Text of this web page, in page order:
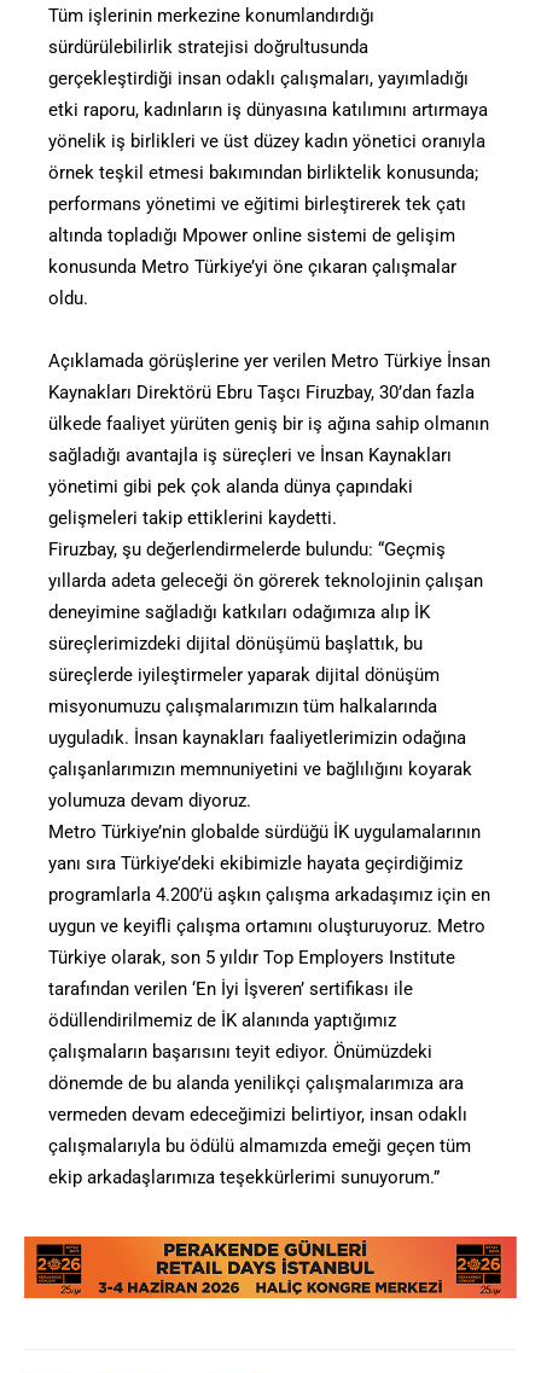
Tüm işlerinin merkezine konumlandırdığı
sürdürülebilirlik stratejisi doğrultusunda
gerçekleştirdiği insan odaklı çalışmaları, yayımladığı
etki raporu, kadınların iş dünyasına katılımını artırmaya
yönelik iş birlikleri ve üst düzey kadın yönetici oranıyla
örnek teşkil etmesi bakımından birliktelik konusunda;
performans yönetimi ve eğitimi birleştirerek tek çatı
altında topladığı Mpower online sistemi de gelişim
konusunda Metro Türkiye’yi öne çıkaran çalışmalar
oldu.
Açıklamada görüşlerine yer verilen Metro Türkiye İnsan
Kaynakları Direktörü Ebru Taşcı Firuzbay, 30’dan fazla
ülkede faaliyet yürüten geniş bir iş ağına sahip olmanın
sağladığı avantajla iş süreçleri ve İnsan Kaynakları
yönetimi gibi pek çok alanda dünya çapındaki
gelişmeleri takip ettiklerini kaydetti.
Firuzbay, şu değerlendirmelerde bulundu: “Geçmiş
yıllarda adeta geleceği ön görerek teknolojinin çalışan
deneyimine sağladığı katkıları odağımıza alıp İK
süreçlerimizdeki dijital dönüşümü başlattık, bu
süreçlerde iyileştirmeler yaparak dijital dönüşüm
misyonumuzu çalışmalarımızın tüm halkalarında
uyguladık. İnsan kaynakları faaliyetlerimizin odağına
çalışanlarımızın memnuniyetini ve bağlılığını koyarak
yolumuza devam diyoruz.
Metro Türkiye’nin globalde sürdüğü İK uygulamalarının
yanı sıra Türkiye’deki ekibimizle hayata geçirdiğimiz
programlarla 4.200’ü aşkın çalışma arkadaşımız için en
uygun ve keyifli çalışma ortamını oluşturuyoruz. Metro
Türkiye olarak, son 5 yıldır Top Employers Institute
tarafından verilen ‘En İyi İşveren’ sertifikası ile
ödüllendirilmemiz de İK alanında yaptığımız
çalışmaların başarısını teyit ediyor. Önümüzdeki
dönemde de bu alanda yenilikçi çalışmalarımıza ara
vermeden devam edeceğimizi belirtiyor, insan odaklı
çalışmalarıyla bu ödülü almamızda emeği geçen tüm
ekip arkadaşlarımıza teşekkürlerimi sunuyorum.”